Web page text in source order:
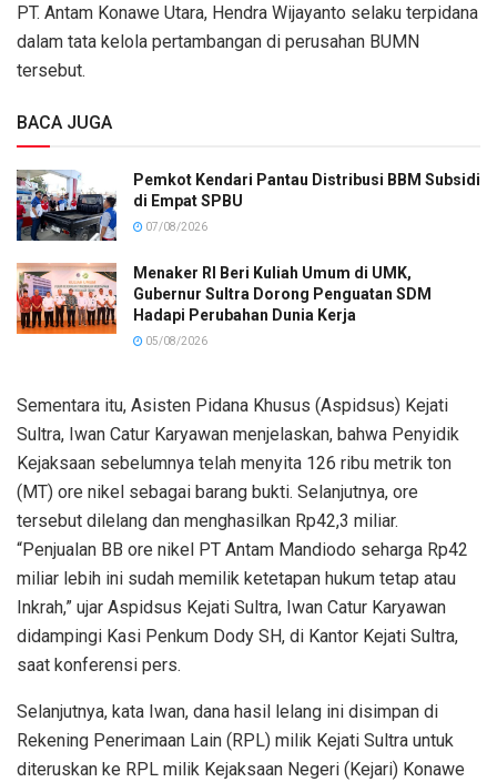
PT. Antam Konawe Utara, Hendra Wijayanto selaku terpidana
dalam tata kelola pertambangan di perusahan BUMN
tersebut.
BACA JUGA
Pemkot Kendari Pantau Distribusi BBM Subsidi
di Empat SPBU
07/08/2026
Menaker RI Beri Kuliah Umum di UMK,
Gubernur Sultra Dorong Penguatan SDM
Hadapi Perubahan Dunia Kerja
05/08/2026
Sementara itu, Asisten Pidana Khusus (Aspidsus) Kejati
Sultra, Iwan Catur Karyawan menjelaskan, bahwa Penyidik
Kejaksaan sebelumnya telah menyita 126 ribu metrik ton
(MT) ore nikel sebagai barang bukti. Selanjutnya, ore
tersebut dilelang dan menghasilkan Rp42,3 miliar.
“Penjualan BB ore nikel PT Antam Mandiodo seharga Rp42
miliar lebih ini sudah memilik ketetapan hukum tetap atau
Inkrah,” ujar Aspidsus Kejati Sultra, Iwan Catur Karyawan
didampingi Kasi Penkum Dody SH, di Kantor Kejati Sultra,
saat konferensi pers.
Selanjutnya, kata Iwan, dana hasil lelang ini disimpan di
Rekening Penerimaan Lain (RPL) milik Kejati Sultra untuk
diteruskan ke RPL milik Kejaksaan Negeri (Kejari) Konawe